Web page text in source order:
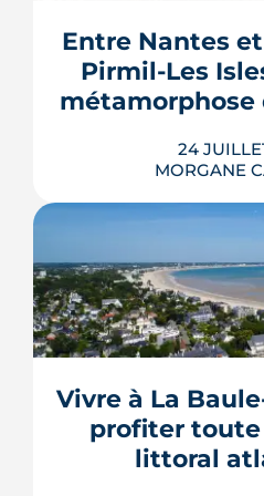
fenêtres, VMC,
thermodynamique,
et solaire thermi...
Entre Nantes
Pirmil-Les
métamorphose
24
MORGANE
Le projet de la ZAC
déploie 3 300
Rezé et Nantes, dont
en Bail Réel Solidaire.
LIRE
Vivre à La
profiter
littoral